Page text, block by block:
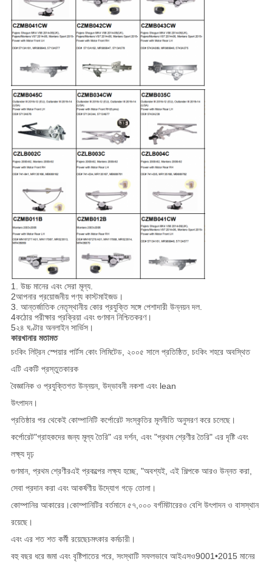
1. উচ্চ মানের এবং সেরা মূল্য.
2আপনার প্রয়োজনীয় পণ্য কাস্টমাইজড।
3. আন্তর্জাতিক নেতৃস্থানীয় কোর প্রযুক্তি সঙ্গে পেশাদারী উন্নয়ন দল.
4কঠোর পরীক্ষার প্রক্রিয়া এবং গুণমান নিশ্চিতকরণ।
5২৪ ঘণ্টার অনলাইন সার্ভিস।
কারখানার মতামত
চংকিং লিট্রন স্পেয়ার পার্টস কোং লিমিটেড, ২০০৫ সালে প্রতিষ্ঠিত, চংকিং শহরে অবস্থিত
এটি একটি প্রস্তুতকারক
বৈজ্ঞানিক ও প্রযুক্তিগত উন্নয়ন, উদ্ভাবনী নকশা এবং lean
উৎপাদন।
প্রতিষ্ঠার পর থেকেই কোম্পানিটি কর্পোরেট সংস্কৃতির মূলনীতি অনুসরণ করে চলেছে।
কর্পোরেট"গ্রাহকদের জন্য মূল্য তৈরি" এর দর্শন, এবং "প্রথম শ্রেণীর তৈরি" এর দৃষ্টি এবং
লক্ষ্য দৃঢ়
গুণমান, প্রথম শ্রেণীরএই প্রকল্পের লক্ষ্য হচ্ছে, "অবশ্যই, এই শিল্পকে আরও উন্নত করা,
সেবা প্রদান করা এবং আকর্ষণীয় উদ্যোগ গড়ে তোলা।
কোম্পানির আকারের।কোম্পানিটির বর্তমানে ৫৭,০০০ বর্গমিটারেরও বেশি উৎপাদন ও বাসস্থান
রয়েছে।
এবং এর শত শত কর্মী রয়েছেচমৎকার কর্মচারী।
বহু বছর ধরে জমা এবং বৃষ্টিপাতের পরে, সংস্থাটি সফলভাবে আইএসও9001•2015 মানের